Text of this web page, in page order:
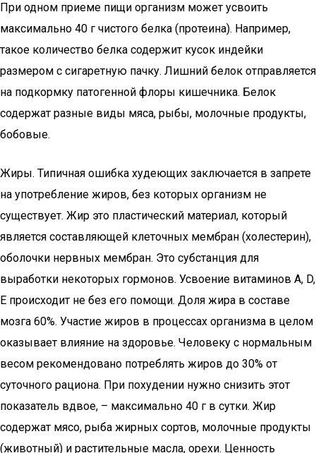
При одном приеме пищи организм может усвоить
максимально 40 г чистого белка (протеина). Например,
такое количество белка содержит кусок индейки
размером с сигаретную пачку. Лишний белок отправляется
на подкормку патогенной флоры кишечника. Белок
содержат разные виды мяса, рыбы, молочные продукты,
бобовые.
Жиры. Типичная ошибка худеющих заключается в запрете
на употребление жиров, без которых организм не
существует. Жир это пластический материал, который
является составляющей клеточных мембран (холестерин),
оболочки нервных мембран. Это субстанция для
выработки некоторых гормонов. Усвоение витаминов А, D,
E происходит не без его помощи. Доля жира в составе
мозга 60%. Участие жиров в процессах организма в целом
оказывает влияние на здоровье. Человеку с нормальным
весом рекомендовано потреблять жиров до 30% от
суточного рациона. При похудении нужно снизить этот
показатель вдвое, – максимально 40 г в сутки. Жир
содержат мясо, рыба жирных сортов, молочные продукты
(животный) и растительные масла, орехи. Ценность